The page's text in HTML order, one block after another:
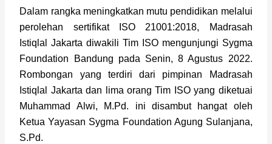
Dalam rangka meningkatkan mutu pendidikan melalui
perolehan sertifikat ISO 21001:2018, Madrasah
Istiqlal Jakarta diwakili Tim ISO mengunjungi Sygma
Foundation Bandung pada Senin, 8 Agustus 2022.
Rombongan yang terdiri dari pimpinan Madrasah
Istiqlal Jakarta dan lima orang Tim ISO yang diketuai
Muhammad Alwi, M.Pd. ini disambut hangat oleh
Ketua Yayasan Sygma Foundation Agung Sulanjana,
S.Pd.